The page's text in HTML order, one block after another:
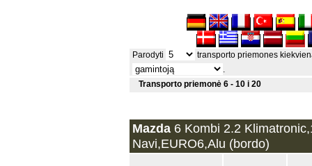
Parodyti
transporto priemones
.
Transporto priemonė 6 - 10 i 20
Mazda 6 Kombi 2.2
Navi,EURO6,Alu (bordo)